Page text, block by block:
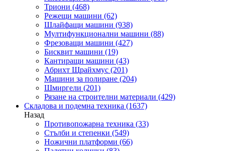
Триони (468)
Режещи машини (62)
Шлайфащи машини (938)
Мултифункционални машини (88)
Фрезоващи машини (427)
Бисквит машини (19)
Кантиращи машини (43)
Абрихт Щрайхмус (201)
Машини за полиране (204)
Шмиргели (201)
Рязане на строителни материали (429)
Складова и подемна техника (1637)
Назад
Противопожарна техника (33)
Стълби и степенки (549)
Ножични платформи (66)